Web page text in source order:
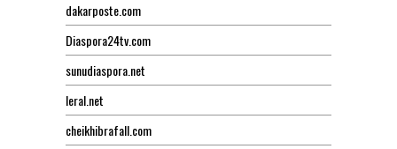
dakarposte.com
Diaspora24tv.com
sunudiaspora.net
leral.net
cheikhibrafall.com